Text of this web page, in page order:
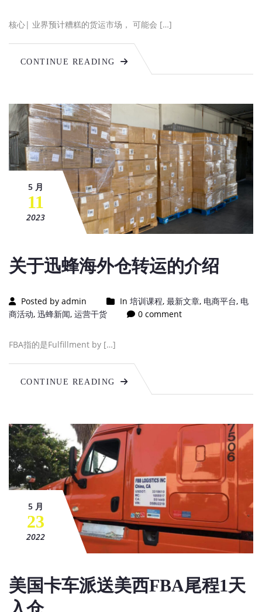
核心| 业界预计糟糕的货运市场， 可能会 […]
CONTINUE READING
5 月
11
2023
关于迅蜂海外仓转运的介绍
Posted by admin In 培训课程, 最新文章, 电商平台, 电
商活动, 迅蜂新闻, 运营干货 0 comment
FBA指的是Fulfillment by […]
CONTINUE READING
5 月
23
2022
美国卡车派送美西FBA尾程1天